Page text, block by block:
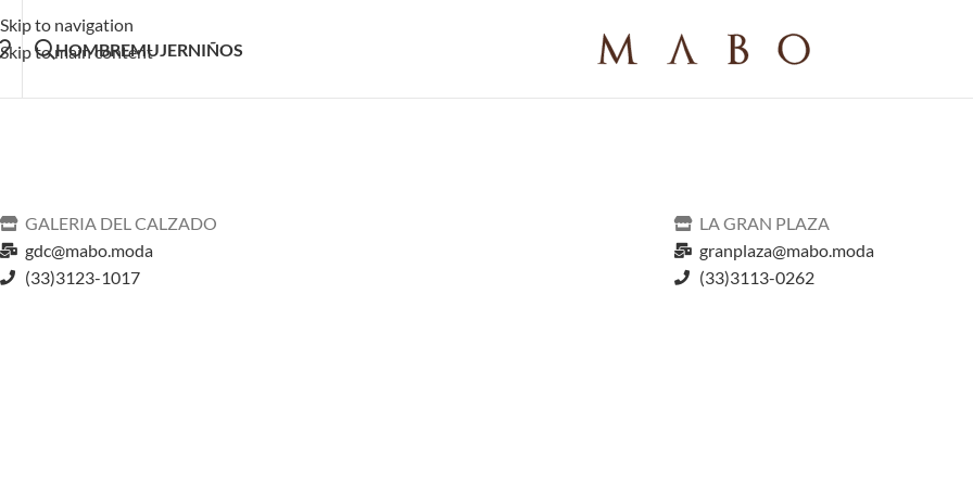
Skip to navigation
Skip to main content
HOMBREMUJERNIÑOS
GALERIA DEL CALZADO
gdc@mabo.moda
(33)3123-1017
LA GRAN PLAZA
granplaza@mabo.moda
(33)3113-0262